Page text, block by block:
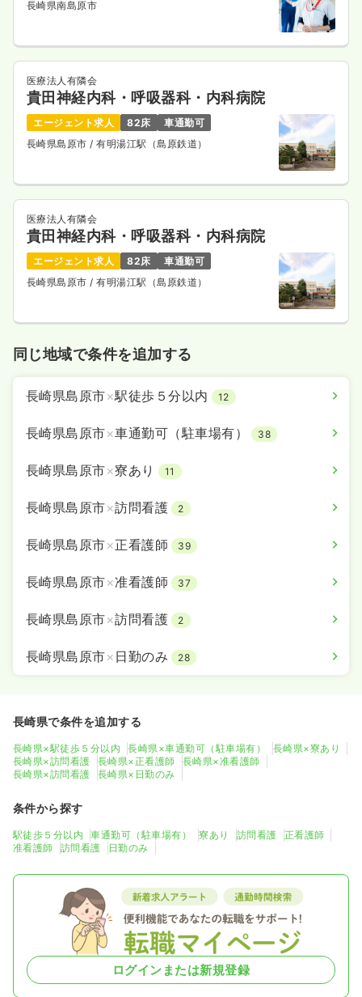
長崎県南島原市
医療法人有隣会
貴田神経内科・呼吸器科・内科病院
エージェント求人 82床
車通勤可
長崎県島原市 / 有明湯江駅（島原鉄道）
医療法人有隣会
貴田神経内科・呼吸器科・内科病院
エージェント求人 82床
車通勤可
長崎県島原市 / 有明湯江駅（島原鉄道）
同じ地域で条件を追加する
長崎県島原市×駅徒歩５分以内 12
長崎県島原市×車通勤可（駐車場有） 38
長崎県島原市×寮あり 11
長崎県島原市×訪問看護 2
長崎県島原市×正看護師 39
長崎県島原市×准看護師 37
長崎県島原市×訪問看護 2
長崎県島原市× 日勤のみ 28
長崎県で条件を追加する
長崎県×駅徒歩５分以内 長崎県×車通勤可（駐車場有）
長崎県×寮あり
長崎県×訪問看護
長崎県×正看護師
長崎県×准看護師
長崎県×訪問看護
長崎県×日勤のみ
条件から探す
駅徒歩５分以内 車通勤可（駐車場有） 寮あり 訪問看護
正看護師
准看護師
訪問看護 日勤のみ
ログインまたは新規登録